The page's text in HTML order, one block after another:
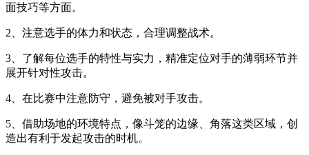
面技巧等方面。
2、注意选手的体力和状态，合理调整战术。
3、了解每位选手的特性与实力，精准定位对手的薄弱环节并
展开针对性攻击。
4、在比赛中注意防守，避免被对手攻击。
5、借助场地的环境特点，像斗笼的边缘、角落这类区域，创
造出有利于发起攻击的时机。